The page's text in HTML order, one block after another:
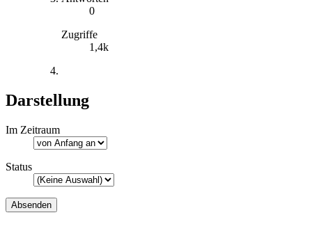
0
Zugriffe
1,4k
Darstellung
Im Zeitraum
Status